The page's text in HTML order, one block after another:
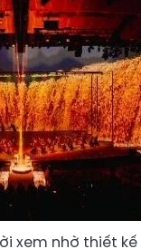
xem nhờ thiết